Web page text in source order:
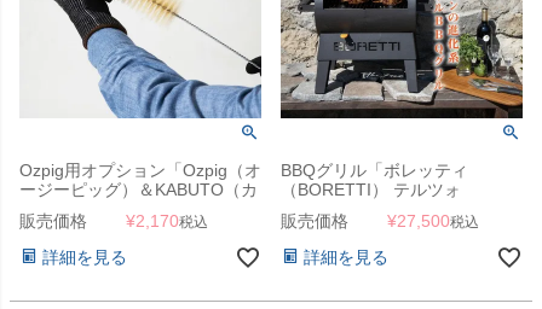
Ozpig用オプション「Ozpig（オ
ージーピッグ）＆KABUTO（カ
ブト）用 クリーニングブラシ」
販売価格 ¥2,170税込
詳細を見る
BBQグリル「ボレッティ
（BORETTI） テルツォ
（TERZO）」
販売価格 ¥27,500税込
詳細を見る